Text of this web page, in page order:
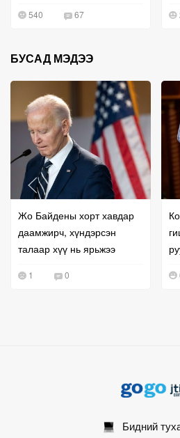
540 67
БУСАД МЭДЭЭ
Жо Байдены хорт хавдар
даамжирч, хүндэрсэн
талаар хүү нь ярьжээ
1 0
Бидний